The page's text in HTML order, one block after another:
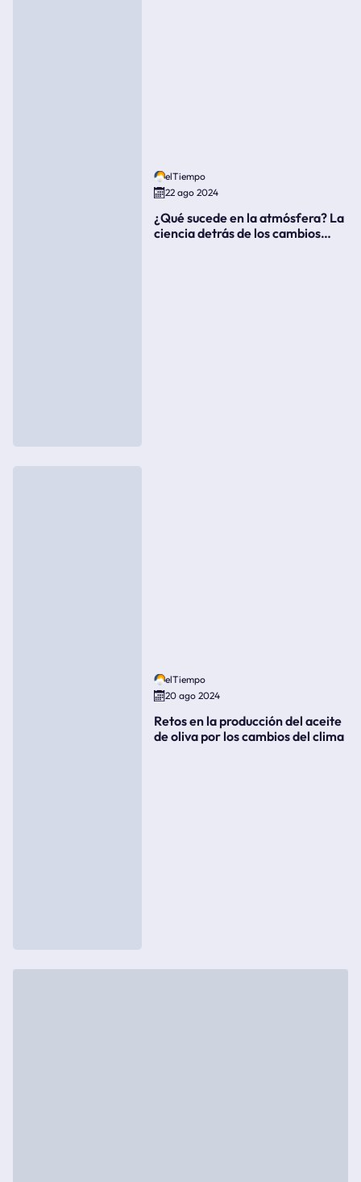
elTiempo
22 ago 2024
¿Qué sucede en la atmósfera? La
ciencia detrás de los cambios
elTiempo
20 ago 2024
Retos en la producción del aceite
de oliva por los cambios del clima